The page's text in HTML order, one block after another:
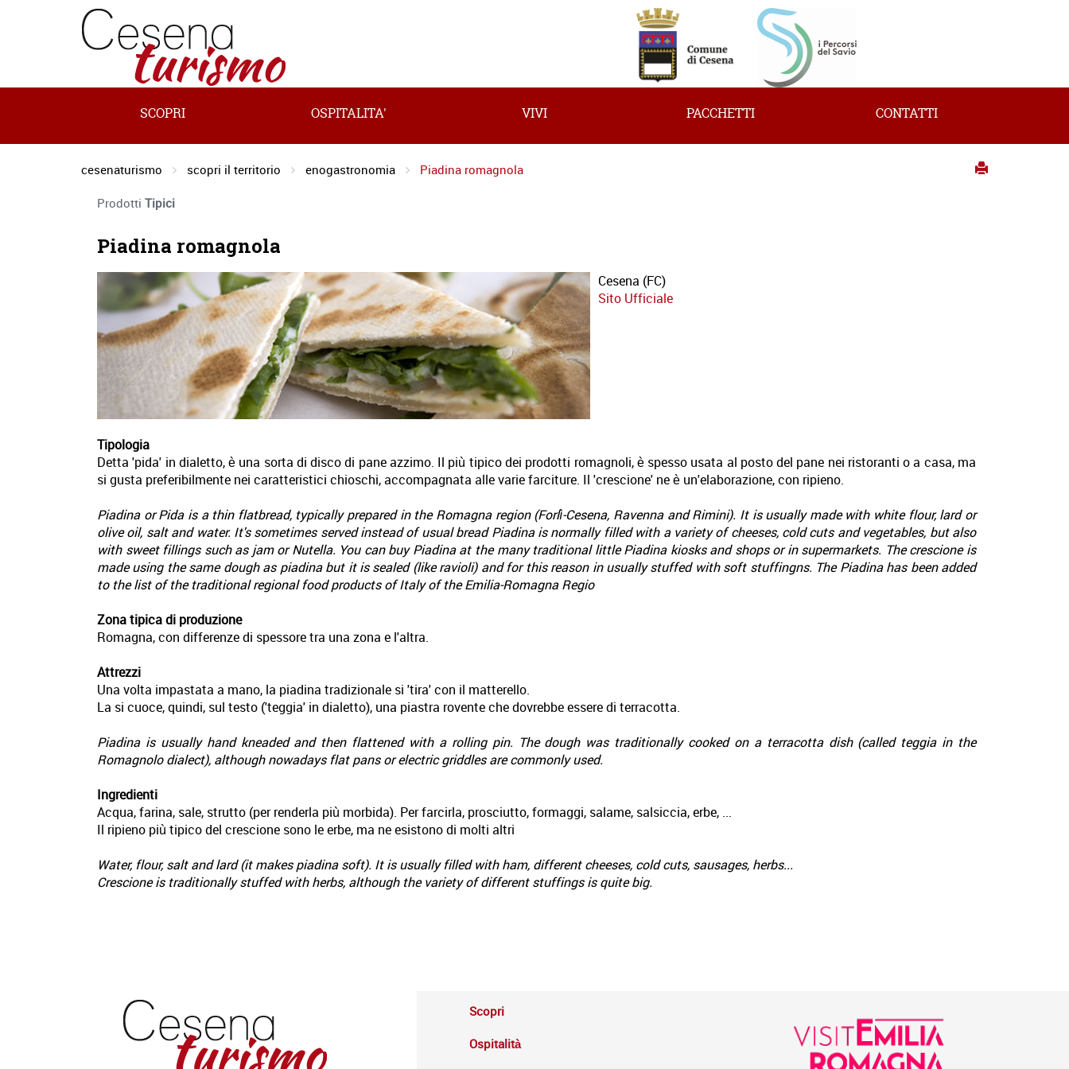
SCOPRI OSPITALITA' VIVI PACCHETTI CONTATTI
cesenaturismo scopri il territorio enogastronomia Piadina romagnola
Prodotti Tipici
Piadina romagnola
Cesena (FC)
Sito Ufficiale
Tipologia
Detta 'pida' in dialetto, è una sorta di disco di pane azzimo. Il più tipico dei prodotti romagnoli, è spesso usata al posto del pane nei ristoranti o a casa, ma
si gusta preferibilmente nei caratteristici chioschi, accompagnata alle varie farciture. Il 'crescione' ne è un'elaborazione, con ripieno.
Piadina or Pida is a thin flatbread, typically prepared in the Romagna region (Forlì-Cesena, Ravenna and Rimini). It is usually made with white flour, lard or
olive oil, salt and water. It's sometimes served instead of usual bread Piadina is normally filled with a variety of cheeses, cold cuts and vegetables, but also
with sweet fillings such as jam or Nutella. You can buy Piadina at the many traditional little Piadina kiosks and shops or in supermarkets. The crescione is
made using the same dough as piadina but it is sealed (like ravioli) and for this reason in usually stuffed with soft stuffingns. The Piadina has been added
to the list of the traditional regional food products of Italy of the Emilia-Romagna Regio
Zona tipica di produzione
Romagna, con differenze di spessore tra una zona e l'altra.
Attrezzi
Una volta impastata a mano, la piadina tradizionale si 'tira' con il matterello.
La si cuoce, quindi, sul testo ('teggia' in dialetto), una piastra rovente che dovrebbe essere di terracotta.
Piadina is usually hand kneaded and then flattened with a rolling pin. The dough was traditionally cooked on a terracotta dish (called teggia in the
Romagnolo dialect), although nowadays flat pans or electric griddles are commonly used.
Ingredienti
Acqua, farina, sale, strutto (per renderla più morbida). Per farcirla, prosciutto, formaggi, salame, salsiccia, erbe, ...
Il ripieno più tipico del crescione sono le erbe, ma ne esistono di molti altri
Water, flour, salt and lard (it makes piadina soft). It is usually filled with ham, different cheeses, cold cuts, sausages, herbs...
Crescione is traditionally stuffed with herbs, although the variety of different stuffings is quite big.
Scopri
Ospitalità